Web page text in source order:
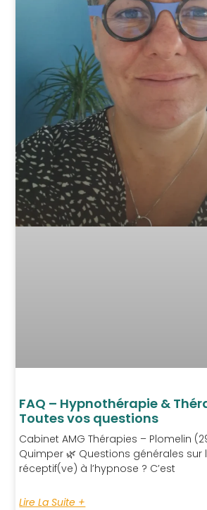
FAQ – Hypnothérapie &
Toutes vos questions
Cabinet AMG Thérapies – Plomelin
Quimper 🌿 Questions générales sur
réceptif(ve) à l’hypnose ? C’est
Lire La Suite +